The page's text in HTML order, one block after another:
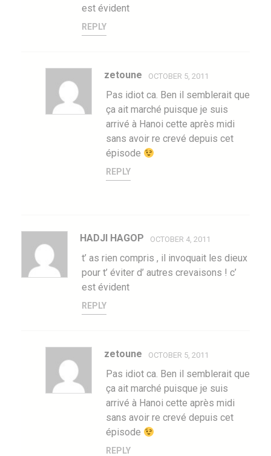
est évident
REPLY
zetoune OCTOBER 5, 2011
Pas idiot ca. Ben il semblerait que
ça ait marché puisque je suis
arrivé à Hanoi cette après midi
sans avoir re crevé depuis cet
épisode
REPLY
HADJI HAGOP OCTOBER 4, 2011
t’ as rien compris , il invoquait les dieux
pour t’ éviter d’ autres crevaisons ! c’
est évident
REPLY
zetoune OCTOBER 5, 2011
Pas idiot ca. Ben il semblerait que
ça ait marché puisque je suis
arrivé à Hanoi cette après midi
sans avoir re crevé depuis cet
épisode
REPLY